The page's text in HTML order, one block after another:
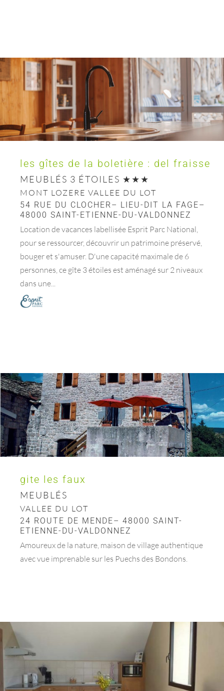
les gîtes de la boletière : del fraisse
MEUBLÉS 3 ÉTOILES
MONT LOZERE VALLEE DU LOT
54 RUE DU CLOCHER– LIEU-DIT LA FAGE–
48000 SAINT-ETIENNE-DU-VALDONNEZ
Location de vacances labellisée Esprit Parc National,
pour se ressourcer, découvrir un patrimoine préservé,
bouger et s'amuser. D'une capacité maximale de 6
personnes, ce gîte 3 étoiles est aménagé sur 2 niveaux
dans une...
gite les faux
MEUBLÉS
VALLEE DU LOT
24 ROUTE DE MENDE– 48000 SAINT-
ETIENNE-DU-VALDONNEZ
Amoureux de la nature, maison de village authentique
avec vue imprenable sur les Puechs des Bondons.